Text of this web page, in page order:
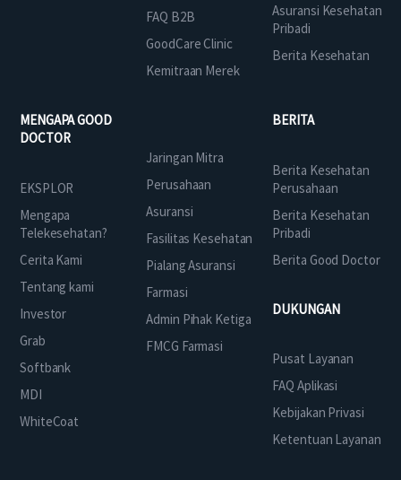
FAQ B2B
GoodCare Clinic
Kemitraan Merek
Asuransi Kesehatan
Pribadi
Berita Kesehatan
MENGAPA GOOD
DOCTOR
EKSPLOR
Mengapa
Telekesehatan?
Cerita Kami
Tentang kami
Investor
Grab
Softbank
MDI
WhiteCoat
Jaringan Mitra
Perusahaan
Asuransi
Fasilitas Kesehatan
Pialang Asuransi
Farmasi
Admin Pihak Ketiga
FMCG Farmasi
BERITA
Berita Kesehatan
Perusahaan
Berita Kesehatan
Pribadi
Berita Good Doctor
DUKUNGAN
Pusat Layanan
FAQ Aplikasi
Kebijakan Privasi
Ketentuan Layanan